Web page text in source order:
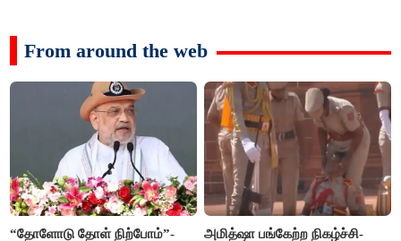
From around the web
“தோளோடு தோள் நிற்போம்”-
அமித்ஷா பங்கேற்ற நிகழ்ச்சி-